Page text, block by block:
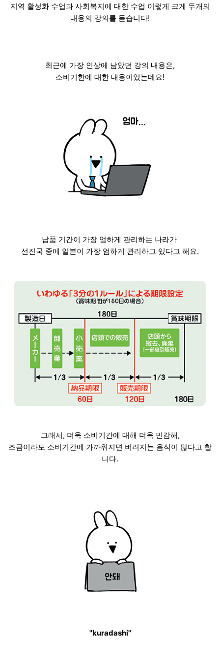
지역 활성화 수업과 사회복지에 대한 수업 이렇게 크게 두개의
내용의 강의를 듣습니다!
최근에 가장 인상에 남았던 강의 내용은,
소비기한에 대한 내용이었는데요!
납품 기간이 가장 엄하게 관리하는 나라가
선진국 중에 일본이 가장 엄하게 관리하고 있다고 해요.
그래서, 더욱 소비기간에 대해 더욱 민감해,
조금이라도 소비기간에 가까워지면 버려지는 음식이 많다고 합
니다.
"kuradashi"